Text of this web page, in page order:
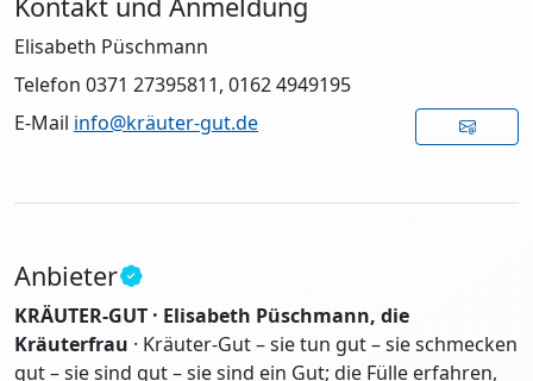
Elisabeth Püschmann
Telefon 0371 27395811, 0162 4949195
E-Mail info@kräuter-gut.de
Anbieter
KRÄUTER-GUT · Elisabeth Püschmann, die
Kräuterfrau · Kräuter-Gut – sie tun gut – sie schmecken
gut – sie sind gut – sie sind ein Gut; die Fülle erfahren,